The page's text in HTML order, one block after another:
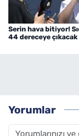
Serin hava bitiyor!
44 dereceye çıkacak
Yorumlar